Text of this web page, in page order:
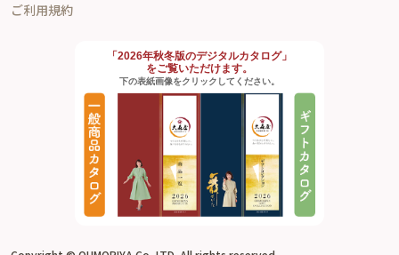
ご利用規約
「2026年秋冬版のデジタルカタログ」
をご覧いただけます。
下の表紙画像をクリックしてください。